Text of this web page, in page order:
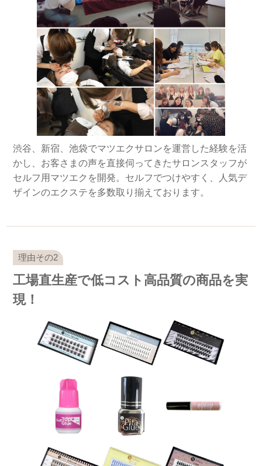
渋谷、新宿、池袋でマツエクサロンを運営した経験を活
かし、お客さまの声を直接伺ってきたサロンスタッフが
セルフ用マツエクを開発。セルフでつけやすく、人気デ
ザインのエクステを多数取り揃えております。
工場直生産で低コスト高品質の商品を実
現！